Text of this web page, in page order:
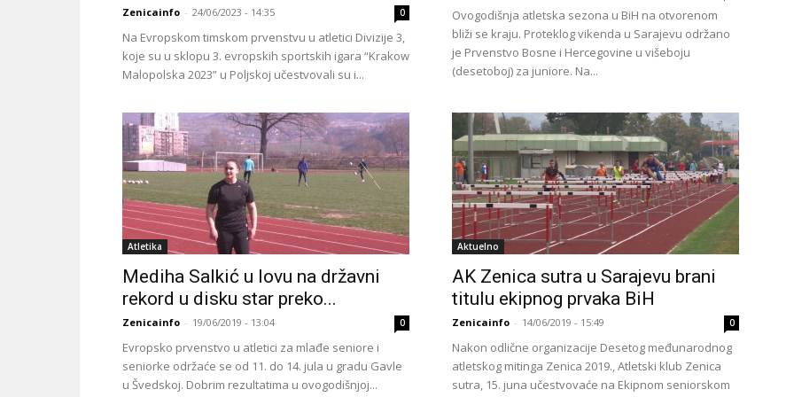
Zenicainfo - 24/06/2023 - 14:35 0
Na Evropskom timskom prvenstvu u atletici Divizije 3,
koje su u sklopu 3. evropskih sportskih igara “Krakow
Malopolska 2023” u Poljskoj učestvovali su i...
Ovogodišnja atletska sezona u BiH na otvorenom
bliži se kraju. Proteklog vikenda u Sarajevu održano
je Prvenstvo Bosne i Hercegovine u višeboju
(desetoboj) za juniore. Na...
Atletika
Mediha Salkić u lovu na državni
rekord u disku star preko...
Zenicainfo - 19/06/2019 - 13:04 0
Evropsko prvenstvo u atletici za mlađe seniore i
seniorke održaće se od 11. do 14. jula u gradu Gavle
u Švedskoj. Dobrim rezultatima u ovogodišnjoj...
Aktuelno
AK Zenica sutra u Sarajevu brani
titulu ekipnog prvaka BiH
Zenicainfo - 14/06/2019 - 15:49 0
Nakon odlične organizacije Desetog međunarodnog
atletskog mitinga Zenica 2019., Atletski klub Zenica
sutra, 15. juna učestvovaće na Ekipnom seniorskom